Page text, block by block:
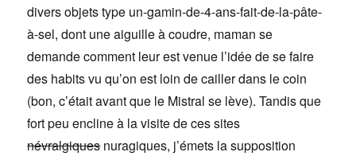
divers objets type un-gamin-de-4-ans-fait-de-la-pâte-
à-sel, dont une aiguille à coudre, maman se
demande comment leur est venue l’idée de se faire
des habits vu qu’on est loin de cailler dans le coin
(bon, c’était avant que le Mistral se lève). Tandis que
fort peu encline à la visite de ces sites
névralgiquesnuragiques, j’émets la supposition